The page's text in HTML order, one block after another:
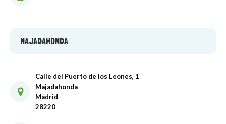
MAJADAHONDA
Calle del Puerto de los Leones, 1
Majadahonda
Madrid
28220